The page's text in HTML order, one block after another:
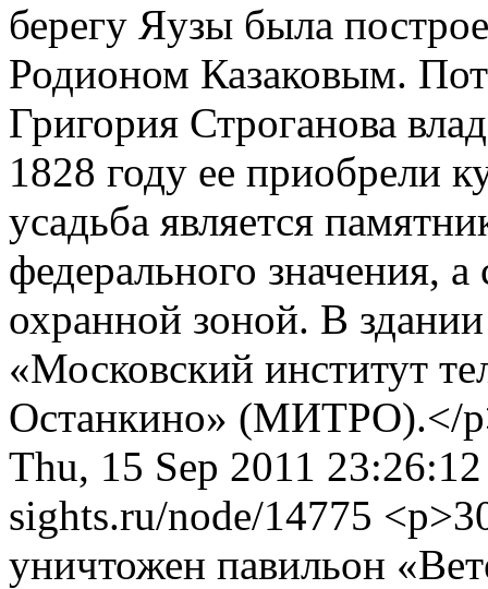
берегу Яузы была
Родионом Казаковым.
Григория Строганова
1828 году ее приобрели
усадьба является
федерального значения,
охранной зоной. В здании
«Московский институт
Останкино» (МИТРО).</
Thu, 15 Sep 2011
sights.ru/node/14775
уничтожен павильон